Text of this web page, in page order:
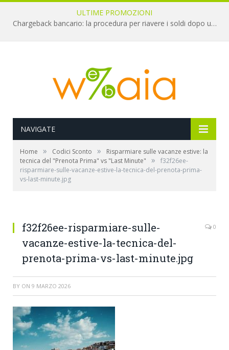
ULTIME PROMOZIONI
Chargeback bancario: la procedura per riavere i soldi dopo una truffa online
NAVIGATE
Home » Codici Sconto »
Risparmiare sulle vacanze estive: la
tecnica del "Prenota Prima" vs "Last Minute"
»
f32f26ee-
risparmiare-sulle-vacanze-estive-la-tecnica-del-prenota-prima-
vs-last-minute.jpg
f32f26ee-risparmiare-sulle-
vacanze-estive-la-tecnica-del-
prenota-prima-vs-last-minute.jpg
0
BY ON 9 MARZO 2026